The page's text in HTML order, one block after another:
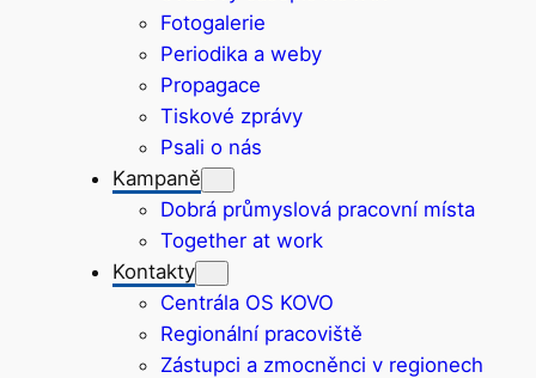
Fotogalerie
Periodika a weby
Propagace
Tiskové zprávy
Psali o nás
Kampaně
Dobrá průmyslová pracovní místa
Together at work
Kontakty
Centrála OS KOVO
Regionální pracoviště
Zástupci a zmocněnci v regionech